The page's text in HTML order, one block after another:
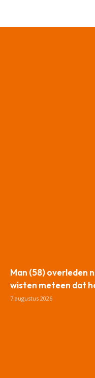
Man (58) overleden
wisten meteen dat
7 augustus 2026